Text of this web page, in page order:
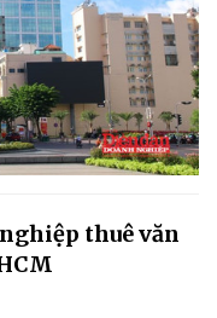
thuê văn